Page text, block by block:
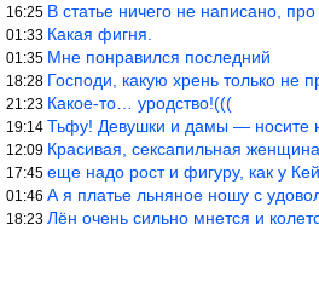
16:25 В статье ничего не написано, про
01:33 Какая фигня.
01:35 Мне понравился последний
18:28 Господи, какую хрень только не
21:23 Какое-то… уродство!(((
19:14 Тьфу! Девушки и дамы — носите
12:09 Красивая, сексапильная
17:45 еще надо рост и фигуру, как у Кейт
01:46 А я платье льняное ношу с
18:23 Лён очень сильно мнется и колется.